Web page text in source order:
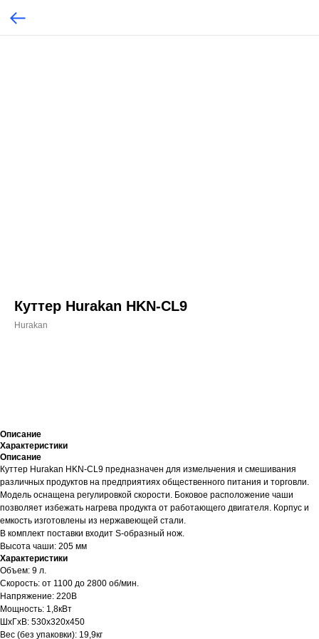
Куттер Hurakan HKN-CL9
Hurakan
Описание
Характеристики
Описание
Куттер Hurakan HKN-CL9 предназначен для измельчения и смешивания
различных продуктов на предприятиях общественного питания и торговли.
Модель оснащена регулировкой скорости. Боковое расположение чаши
позволяет избежать нагрева продукта от работающего двигателя. Корпус и
емкость изготовлены из нержавеющей стали.
В комплект поставки входит S-образный нож.
Высота чаши: 205 мм
Характеристики
Объем: 9 л.
Скорость: от 1100 до 2800 об/мин.
Напряжение: 220В
Мощность: 1,8кВт
ШхГхВ: 530х320х450
Вес (без упаковки): 19,9кг